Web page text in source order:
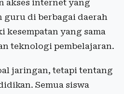
akses internet yang
guru di berbagai daerah
kesempatan yang sama
teknologi pembelajaran.
jaringan, tetapi tentang
Semua siswa